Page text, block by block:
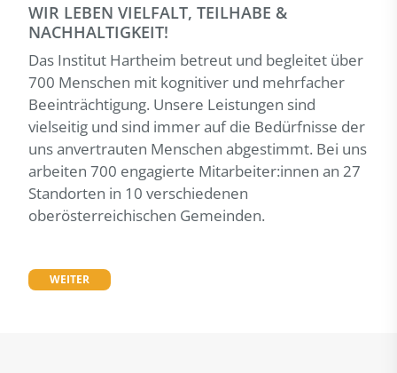
WIR LEBEN VIELFALT, TEILHABE &
NACHHALTIGKEIT!
Das Institut Hartheim betreut und begleitet über
700 Menschen mit kognitiver und mehrfacher
Beeinträchtigung. Unsere Leistungen sind
vielseitig und sind immer auf die Bedürfnisse der
uns anvertrauten Menschen abgestimmt. Bei uns
arbeiten 700 engagierte Mitarbeiter:innen an 27
Standorten in 10 verschiedenen
oberösterreichischen Gemeinden.
WEITER